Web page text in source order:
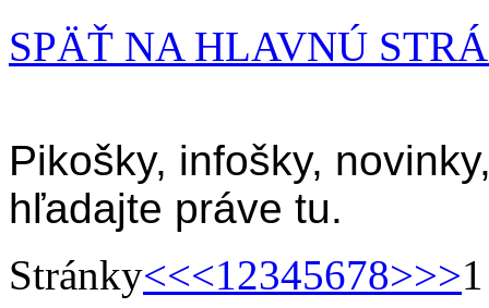
SPÄŤ NA HLAVNÚ
Pikošky, infošky,
hľadajte práve tu.
Stránky<<<12345678>>>